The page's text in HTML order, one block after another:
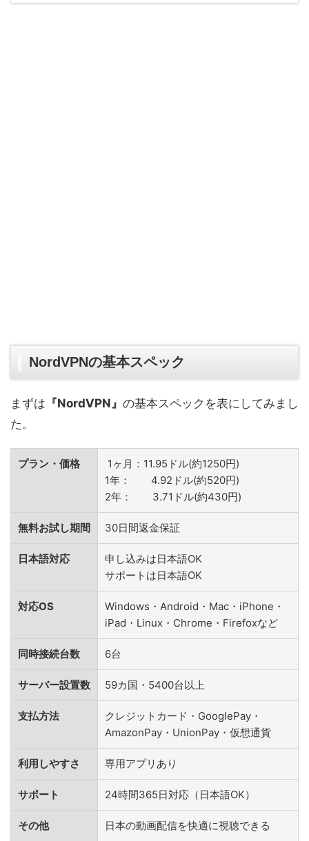
NordVPNの基本スペック
まずは 『NordVPN』 の基本スペックを表にしてみまし
た。
プラン・価格
1ヶ月：11.95ドル(約1250円)
1年： 4.92ドル(約520円)
2年： 3.71ドル(約430円)
無料お試し期間 30日間返金保証
日本語対応
申し込みは日本語OK
サポートは日本語OK
対応OS
Windows・Android・Mac・iPhone・
iPad・Linux・Chrome・Firefoxなど
同時接続台数 6台
サーバー設置数 59カ国・5400台以上
支払方法
クレジットカード・GooglePay・
AmazonPay・UnionPay・仮想通貨
利用しやすさ 専用アプリあり
サポート 24時間365日対応（日本語OK）
その他 日本の動画配信を快適に視聴できる